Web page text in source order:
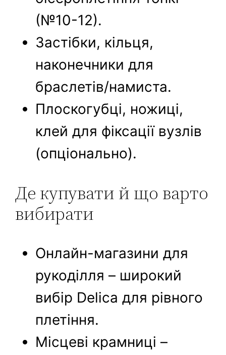
(№10-12).
Застібки, кільця,
наконечники для
браслетів/намиста.
Плоскогубці, ножиці,
клей для фіксації вузлів
(опціонально).
Де купувати й що варто
вибирати
Онлайн-магазини для
рукоділля – широкий
вибір Delica для рівного
плетіння.
Місцеві крамниці –